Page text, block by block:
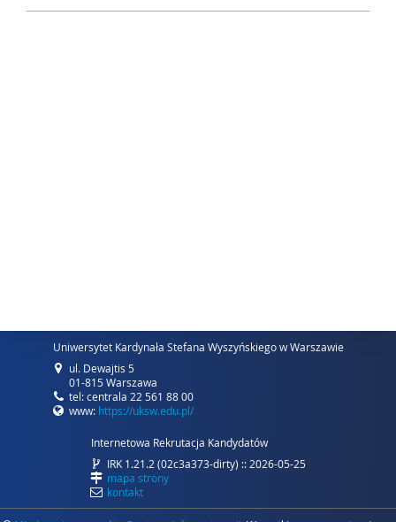
Uniwersytet Kardynała Stefana Wyszyńskiego w Warszawie
ul. Dewajtis 5
01-815 Warszawa
tel: centrala 22 561 88 00
www: https://uksw.edu.pl/
Internetowa Rekrutacja Kandydatów
IRK 1.21.2 (02c3a373-dirty) :: 2026-05-25
mapa strony
kontakt